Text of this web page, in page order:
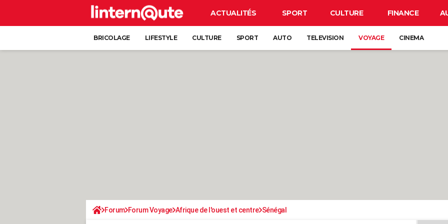
ACTUALITÉS SPORT CULTURE FINANCE
BRICOLAGE LIFESTYLE CULTURE SPORT AUTO TELEVISION VOYAGE CINEMA
Forum Forum Voyage Afrique de l'ouest et centre Sénégal